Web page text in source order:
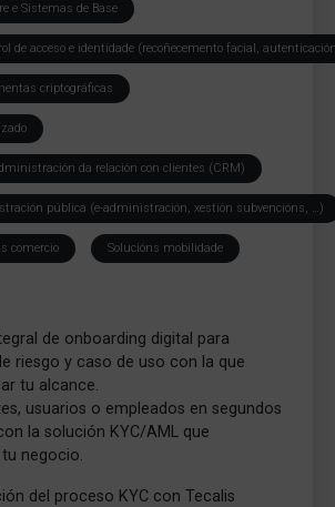
e Sistemas de Base
de acceso e identidade (recoñecemento facial,
criptográficas
da relación con clientes (CRM)
pública (e-administración, xestión subvencións, …)
comercio Solucións mobilidade
de onboarding digital para
riesgo y caso de uso con la que
tu alcance.
usuarios o empleados en segundos
la solución KYC/AML que
negocio.
del proceso KYC con Tecalis